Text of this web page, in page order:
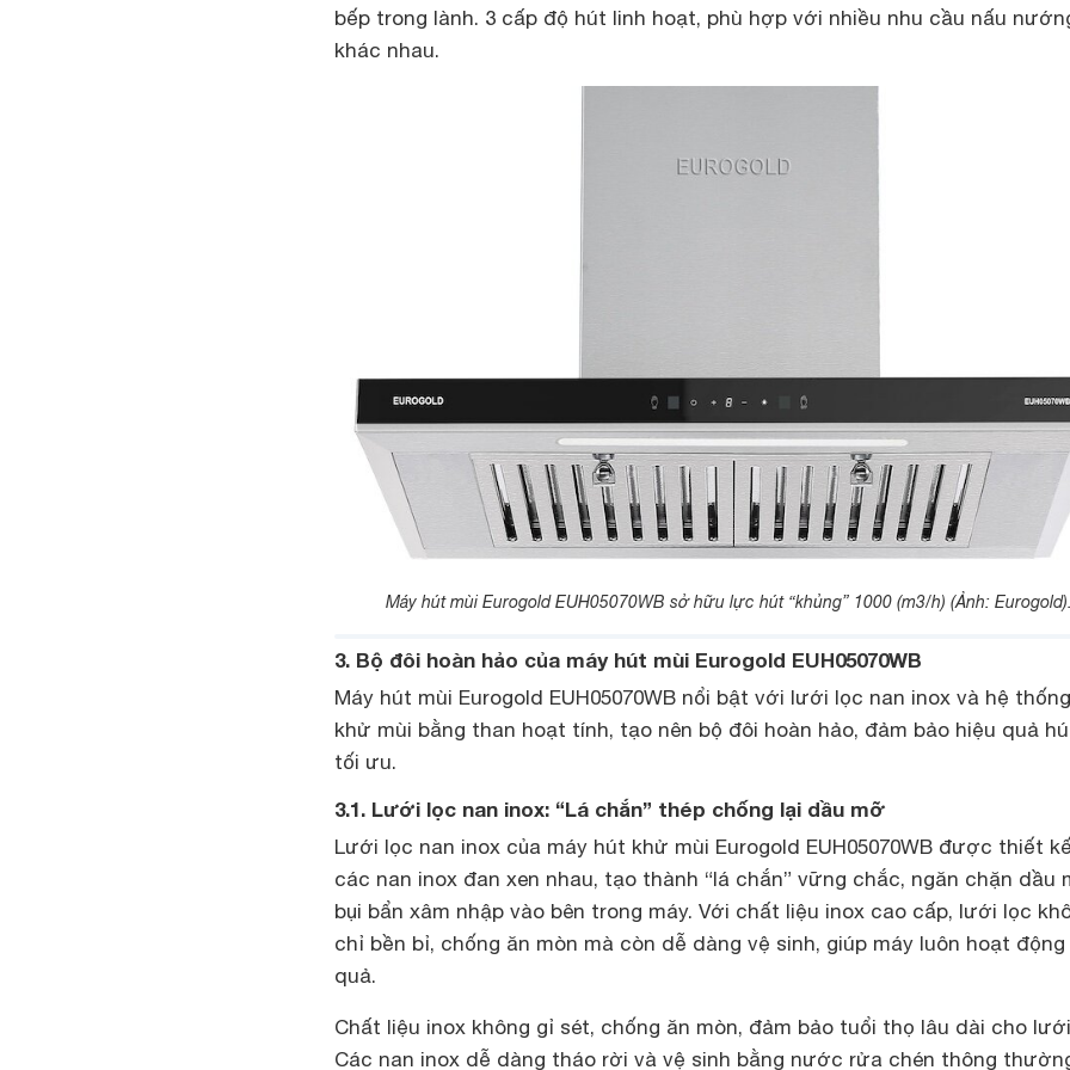
bếp trong lành. 3 cấp độ hút linh hoạt, phù hợp với nhiều nhu cầu nấu
khác nhau.
Máy hút mùi Eurogold EUH05070WB sở hữu lực hút “khủng” 1000 (m3/h) (Ảnh:
3. Bộ đôi hoàn hảo của máy hút mùi Eurogold EUH05070WB
Máy hút mùi Eurogold EUH05070WB nổi bật với lưới lọc nan inox và hệ
khử mùi bằng than hoạt tính, tạo nên bộ đôi hoàn hảo, đảm bảo hiệu quả
tối ưu.
3.1. Lưới lọc nan inox: “Lá chắn” thép chống lại dầu mỡ
Lưới lọc nan inox của máy hút khử mùi Eurogold EUH05070WB được thiết
các nan inox đan xen nhau, tạo thành “lá chắn” vững chắc, ngăn chặn dầu
bụi bẩn xâm nhập vào bên trong máy. Với chất liệu inox cao cấp, lưới lọc
chỉ bền bỉ, chống ăn mòn mà còn dễ dàng vệ sinh, giúp máy luôn hoạt động
quả.
Chất liệu inox không gỉ sét, chống ăn mòn, đảm bảo tuổi thọ lâu dài cho
Các nan inox dễ dàng tháo rời và vệ sinh bằng nước rửa chén thông